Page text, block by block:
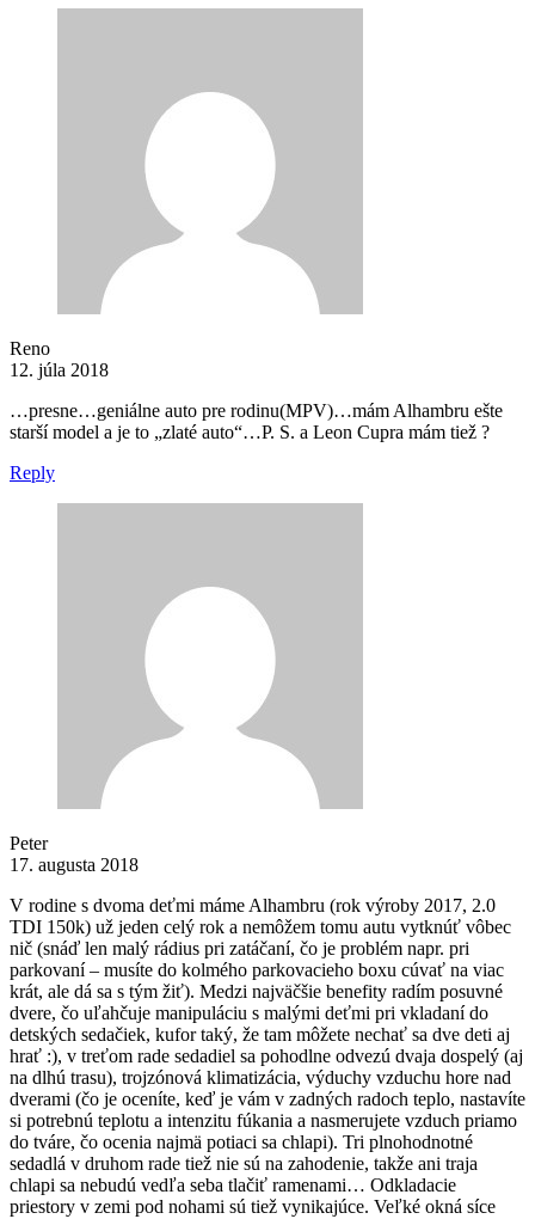
Reno
12. júla 2018
…presne…geniálne auto pre rodinu(MPV)…mám Alhambru ešte
starší model a je to „zlaté auto“…P. S. a Leon Cupra mám tiež ?
Reply
Peter
17. augusta 2018
V rodine s dvoma deťmi máme Alhambru (rok výroby 2017, 2.0
TDI 150k) už jeden celý rok a nemôžem tomu autu vytknúť vôbec
nič (snáď len malý rádius pri zatáčaní, čo je problém napr. pri
parkovaní – musíte do kolmého parkovacieho boxu cúvať na viac
krát, ale dá sa s tým žiť). Medzi najväčšie benefity radím posuvné
dvere, čo uľahčuje manipuláciu s malými deťmi pri vkladaní do
detských sedačiek, kufor taký, že tam môžete nechať sa dve deti aj
hrať :), v treťom rade sedadiel sa pohodlne odvezú dvaja dospelý (aj
na dlhú trasu), trojzónová klimatizácia, výduchy vzduchu hore nad
dverami (čo je oceníte, keď je vám v zadných radoch teplo, nastavíte
si potrebnú teplotu a intenzitu fúkania a nasmerujete vzduch priamo
do tváre, čo ocenia najmä potiaci sa chlapi). Tri plnohodnotné
sedadlá v druhom rade tiež nie sú na zahodenie, takže ani traja
chlapi sa nebudú vedľa seba tlačiť ramenami… Odkladacie
priestory v zemi pod nohami sú tiež vynikajúce. Veľké okná síce